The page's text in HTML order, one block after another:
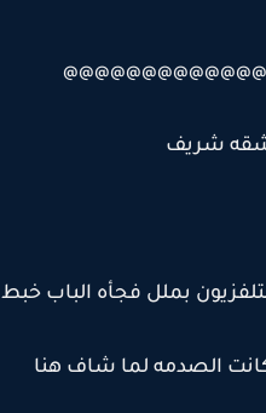
شريف
بملل فجأه الباب خبط
الصدمه لما شاف هنا